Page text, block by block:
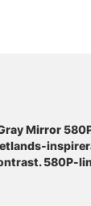
Mirror
580P-